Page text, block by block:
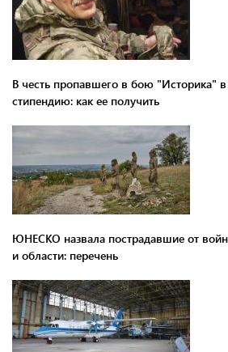
В честь пропавшего в бою "Историка"
стипендию: как ее получить
ЮНЕСКО назвала пострадавшие от
и области: перечень